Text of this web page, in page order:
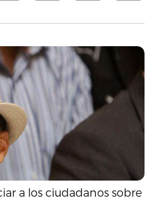
a los ciudadanos sobre